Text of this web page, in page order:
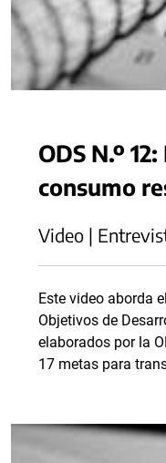
ODS N.º
consumo
Video |
Este video aborda
Objetivos de
elaborados por la
17 metas para